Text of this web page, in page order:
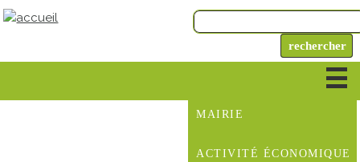
MAIRIE
ACTIVITÉ ÉCONOMIQUE